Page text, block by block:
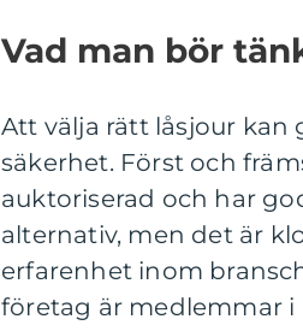
Vad man bör
Att välja rätt låsjour kan
säkerhet. Först och
auktoriserad och har
alternativ, men det är
erfarenhet inom
företag är medlemmar